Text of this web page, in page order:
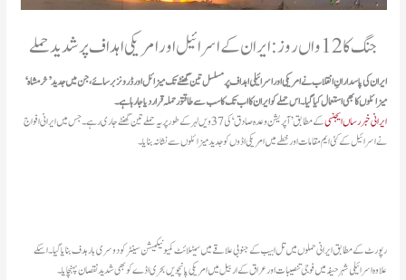
جنگ کا 12 واں روز: ایران کے اسرائیل اور امریکی اہداف پر شدید حملے
ایران کی پاسدارانِ انقلاب نے امریکی اور اسرائیلی اہداف پر مسلسل تین گھنٹے تک میزائل اور ڈرونز برسائے، جن میں جدید ’خرمشاہ‘
میزائلوں کا بھی استعمال کیا گیا۔ اس حملے کو ایران کا اب تک کا سب سے طاقتور حملہ قرار دیا جارہا ہے۔
ایرانی خبر رساں ایجنسی
کے مطابق ’آپریشن وعدہ صادق‘ کی 37 ویں لہر کے طور پر یہ حملے تین گھنٹے جاری رہے۔ جس میں ایرانی افواج
نے اسرائیل کے کئی ایم مقامات اور خطے میں امریکی اڈوں کو جدید میزائلوں سے نشانہ بنایا۔
رپورٹ کے مطابق ایرانی حملوں میں تل ابیب کے جنوبی علاقے میں سیٹلائٹ کمیونیکیشن سینٹر کو دوسری بار ہدف بنایا گیا۔ اسکے
علاوہ اسرائیلی شہر حیفہ میں فوجی تنصیبات اور عراق کے اربیل میں امریکی پانچویں بحری اڈے کو بھی شدید نقصان پہنچایا۔